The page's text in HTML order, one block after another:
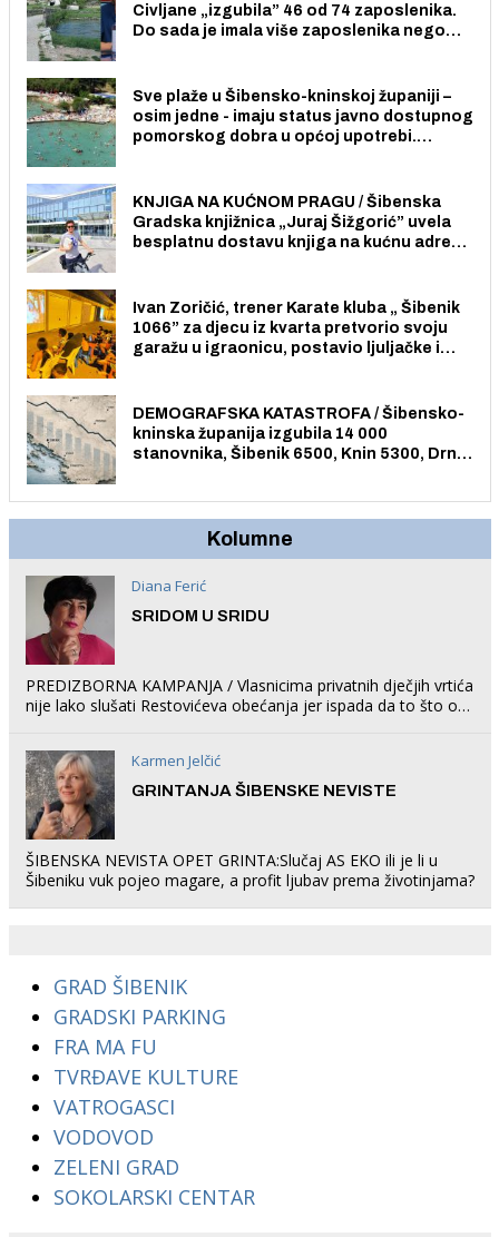
Civljane „izgubila” 46 od 74 zaposlenika.
Do sada je imala više zaposlenika nego
Sve plaže u Šibensko-kninskoj županiji –
osim jedne - imaju status javno dostupnog
pomorskog dobra u općoj upotrebi.
KNJIGA NA KUĆNOM PRAGU / Šibenska
Gradska knjižnica „Juraj Šižgorić” uvela
besplatnu dostavu knjiga na kućnu adresu
Ivan Zoričić, trener Karate kluba „ Šibenik
1066” za djecu iz kvarta pretvorio svoju
garažu u igraonicu, postavio ljuljačke i
DEMOGRAFSKA KATASTROFA / Šibensko-
kninska županija izgubila 14 000
stanovnika, Šibenik 6500, Knin 5300, Drniš
Kolumne
Diana Ferić
SRIDOM U SRIDU
PREDIZBORNA KAMPANJA / Vlasnicima privatnih dječjih vrtića
nije lako slušati Restovićeva obećanja jer ispada da to što oni
Karmen Jelčić
GRINTANJA ŠIBENSKE NEVISTE
ŠIBENSKA NEVISTA OPET GRINTA:Slučaj AS EKO ili je li u
Šibeniku vuk pojeo magare, a profit ljubav prema životinjama?
GRAD ŠIBENIK
GRADSKI PARKING
FRA MA FU
TVRĐAVE KULTURE
VATROGASCI
VODOVOD
ZELENI GRAD
SOKOLARSKI CENTAR